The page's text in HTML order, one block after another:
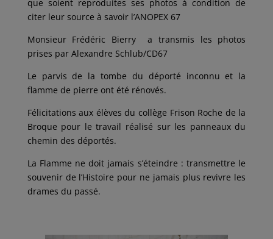
que soient reproduites ses photos à condition de
citer leur source à savoir l’ANOPEX 67
Monsieur Frédéric Bierry a transmis les photos
prises par Alexandre Schlub/CD67
Le parvis de la tombe du déporté inconnu et la
flamme de pierre ont été rénovés.
Félicitations aux élèves du collège Frison Roche de la
Broque pour le travail réalisé sur les panneaux du
chemin des déportés.
La Flamme ne doit jamais s’éteindre : transmettre le
souvenir de l’Histoire pour ne jamais plus revivre les
drames du passé.